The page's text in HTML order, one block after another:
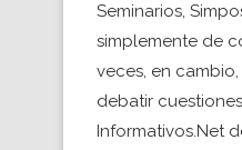
Seminarios,
simplemente de
veces, en
debatir
Informativos.Net